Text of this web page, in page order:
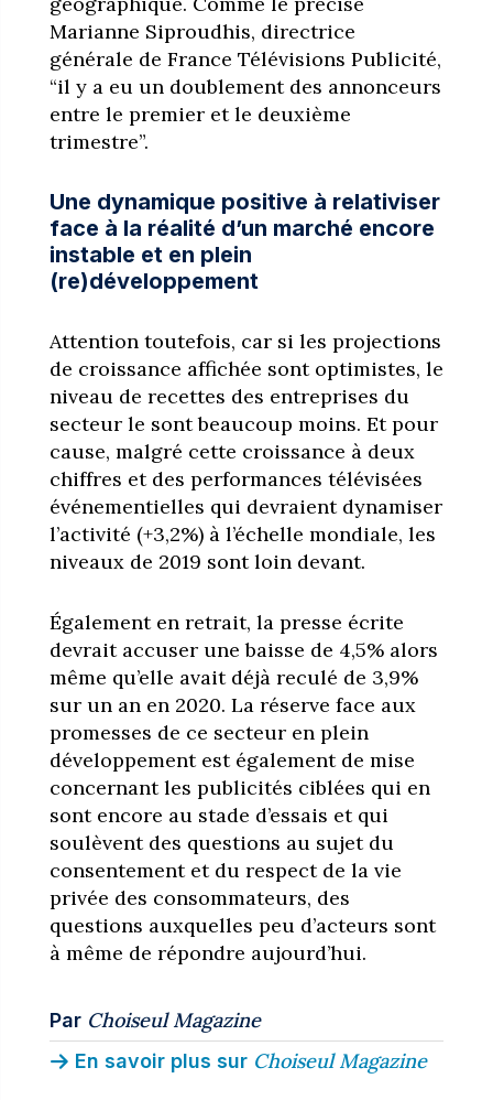
Marianne Siproudhis, directrice
générale de France Télévisions Publicité,
“il y a eu un doublement des annonceurs
entre le premier et le deuxième
trimestre”.
Une dynamique positive à relativiser
face à la réalité d’un marché encore
instable et en plein
(re)développement
Attention toutefois, car si les projections
de croissance affichée sont optimistes, le
niveau de recettes des entreprises du
secteur le sont beaucoup moins. Et pour
cause, malgré cette croissance à deux
chiffres et des performances télévisées
événementielles qui devraient dynamiser
l’activité (+3,2%) à l’échelle mondiale, les
niveaux de 2019 sont loin devant.
Également en retrait, la presse écrite
devrait accuser une baisse de 4,5% alors
même qu’elle avait déjà reculé de 3,9%
sur un an en 2020. La réserve face aux
promesses de ce secteur en plein
développement est également de mise
concernant les publicités ciblées qui en
sont encore au stade d’essais et qui
soulèvent des questions au sujet du
consentement et du respect de la vie
privée des consommateurs, des
questions auxquelles peu d’acteurs sont
à même de répondre aujourd’hui.
Par Choiseul Magazine
En savoir plus sur Choiseul Magazine